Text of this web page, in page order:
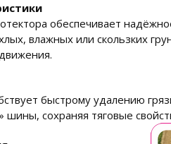
обеспечивает
влажных или скользких
быстрому удалению
сохраняя тяговые